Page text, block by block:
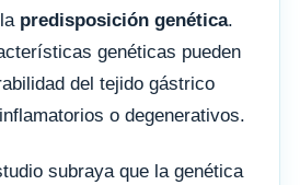
predisposición genética.
genéticas pueden
del tejido gástrico
o degenerativos.
subraya que la genética